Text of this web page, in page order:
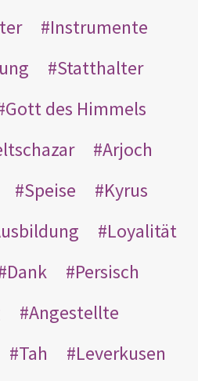
Instrumente
Statthalter
Gott des Himmels
Arjoch
Speise
Kyrus
Loyalität
Dank
Persisch
Angestellte
Tah
Leverkusen